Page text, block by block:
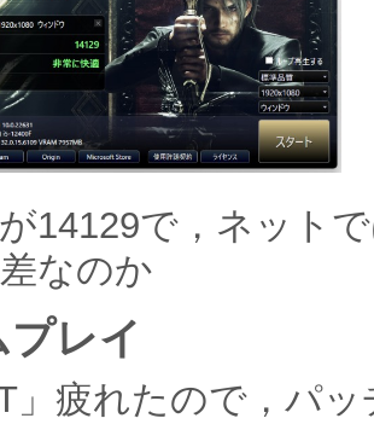
14129で，ネット
なのか
レイ
」疲れたので，パ